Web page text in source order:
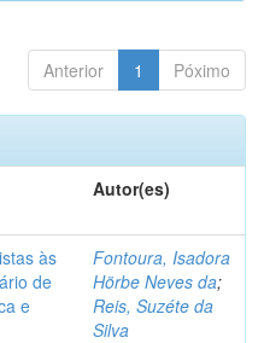
Anterior 1 Póximo
Autor(es)
às
de
e
Fontoura, Isadora
Hörbe Neves da;
Reis, Suzéte da
Silva